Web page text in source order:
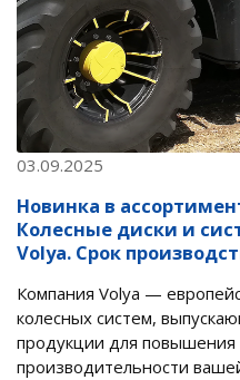
03.09.2025
Новинка в
Колесные диски и
Volya. Срок
Компания Volya —
колесных систем,
продукции для повышения
производительности